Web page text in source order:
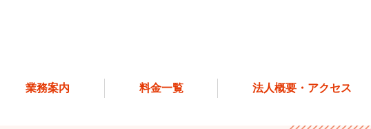
業務案内 料金一覧 法人概要・アクセス